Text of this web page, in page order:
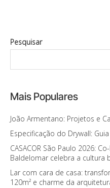
Pesquisar
Mais Populares
João Armentano: Projetos e
Especificação do Drywall:
CASACOR São Paulo 2026:
Baldelomar celebra a cultura
Lar com cara de casa:
120m² e charme da